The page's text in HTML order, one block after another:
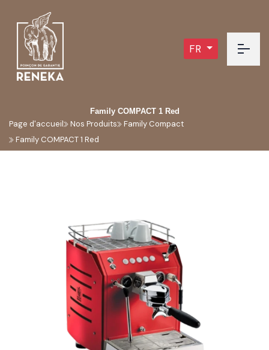
FR
Family COMPACT 1 Red
Page d'accueil Nos Produits
Family Compact
Family COMPACT 1 Red